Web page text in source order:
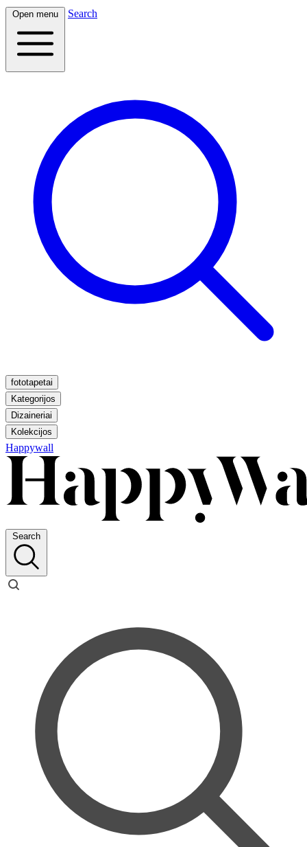
Open menu Search
fototapetai
Kategorijos
Dizaineriai
Kolekcijos
Happywall
Search